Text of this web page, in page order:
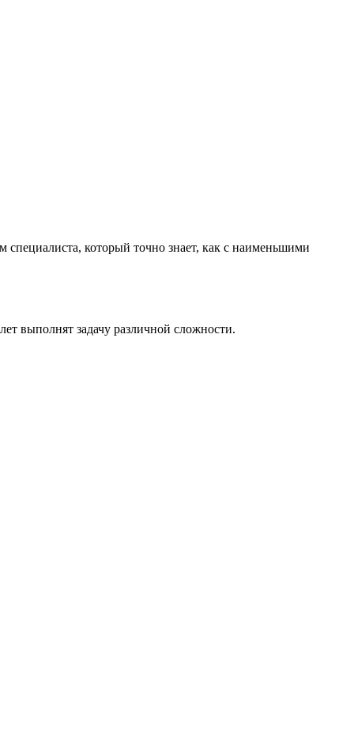
который точно знает, как с наименьшими
выполнят задачу различной сложности.